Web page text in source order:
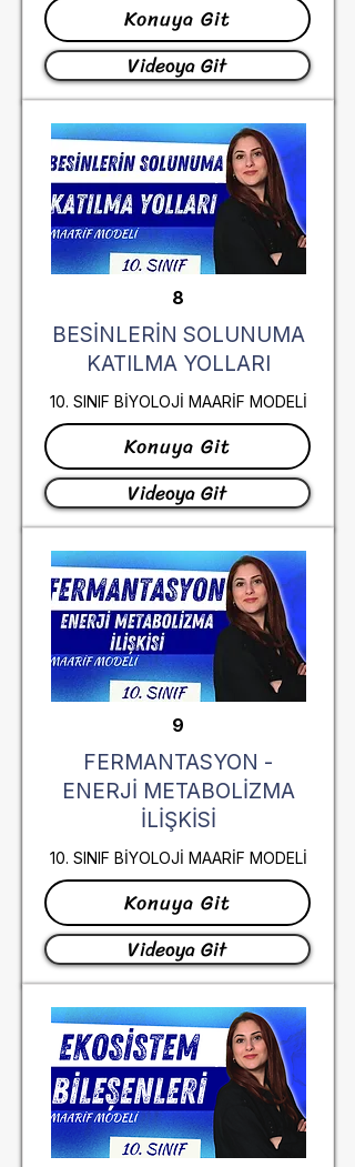
Konuya Git
Videoya Git
8
BESİNLERİN SOLUNUMA
KATILMA YOLLARI
10. SINIF BİYOLOJİ MAARİF MODELİ
Konuya Git
Videoya Git
9
FERMANTASYON -
ENERJİ METABOLİZMA
İLİŞKİSİ
10. SINIF BİYOLOJİ MAARİF MODELİ
Konuya Git
Videoya Git